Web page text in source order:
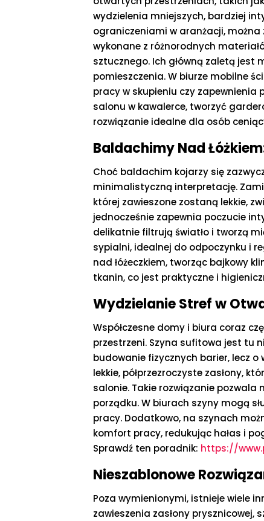
wydzielenia mniejszych, bardziej
ograniczeniami w aranżacji,
wykonane z różnorodnych
sztucznego. Ich główną zaletą jest
pomieszczenia. W biurze mobilne
pracy w skupieniu czy
salonu w kawalerce, tworzyć
rozwiązanie idealne dla osób
Baldachimy Nad
Choć baldachim kojarzy się
minimalistyczną interpretację.
której zawieszone zostaną lekkie,
jednocześnie zapewnia poczucie
delikatnie filtrują światło i tworzą
sypialni, idealnej do odpoczynku i
nad łóżeczkiem, tworząc bajkowy
tkanin, co jest praktyczne i
Wydzielanie Stref w
Współczesne domy i biura coraz
przestrzeni. Szyna sufitowa jest tu
budowanie fizycznych barier, lecz
lekkie, półprzezroczyste zasłony,
salonie. Takie rozwiązanie
porządku. W biurach szyny mogą
pracy. Dodatkowo, na szynach
komfort pracy, redukując hałas i
Sprawdź ten poradnik: https://
Nieszablonowe
Poza wymienionymi, istnieje wiele
zawieszenia zasłony